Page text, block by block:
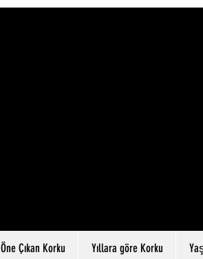
Öne Çıkan Korku Yıllara göre Korku